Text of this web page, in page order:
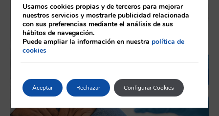
Usamos cookies propias y de terceros para mejorar
nuestros servicios y mostrarle publicidad relacionada
con sus preferencias mediante el análisis de sus
hábitos de navegación.
Puede ampliar la información en nuestra política de
cookies
Aceptar Rechazar Configurar Cookies